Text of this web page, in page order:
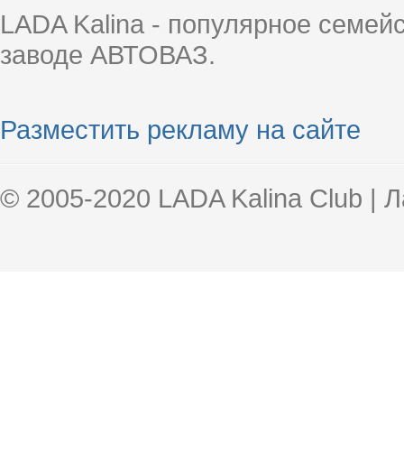
LADA Kalina - популярное
заводе АВТОВАЗ.
Разместить рекламу на сайте
© 2005-2020 LADA Kalina Club |